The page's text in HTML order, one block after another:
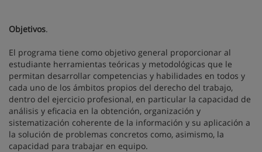
Objetivos.
El programa tiene como objetivo general proporcionar al
estudiante herramientas teóricas y metodológicas que le
permitan desarrollar competencias y habilidades en todos y
cada uno de los ámbitos propios del derecho del trabajo,
dentro del ejercicio profesional, en particular la capacidad de
análisis y eficacia en la obtención, organización y
sistematización coherente de la información y su aplicación a
la solución de problemas concretos como, asimismo, la
capacidad para trabajar en equipo.